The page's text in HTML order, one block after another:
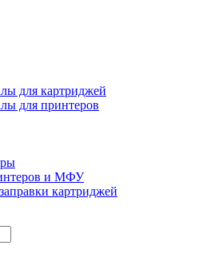
для картриджей
для принтеров
и МФУ
картриджей